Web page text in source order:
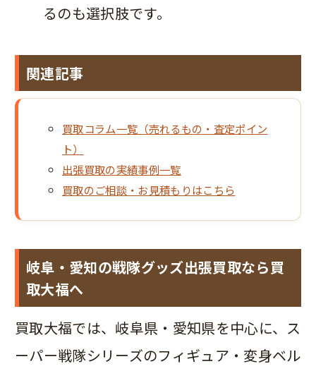
るのも選択肢です。
関連記事
買取コラム一覧（売れるもの・査定ポイン
ト）
出張買取の実績事例一覧
買取のご相談・お見積もりはこちら
岐阜・愛知の戦隊グッズ出張買取なら買
取大福へ
買取大福では、岐阜県・愛知県を中心に、ス
ーパー戦隊シリーズのフィギュア・変身ベル